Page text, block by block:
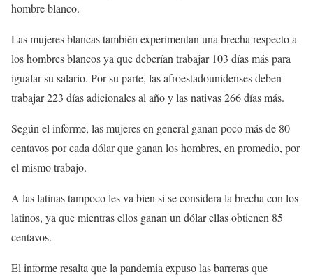
hombre blanco.
Las mujeres blancas también experimentan una brecha respecto a
los hombres blancos ya que deberían trabajar 103 días más para
igualar su salario. Por su parte, las afroestadounidenses deben
trabajar 223 días adicionales al año y las nativas 266 días más.
Según el informe, las mujeres en general ganan poco más de 80
centavos por cada dólar que ganan los hombres, en promedio, por
el mismo trabajo.
A las latinas tampoco les va bien si se considera la brecha con los
latinos, ya que mientras ellos ganan un dólar ellas obtienen 85
centavos.
El informe resalta que la pandemia expuso las barreras que